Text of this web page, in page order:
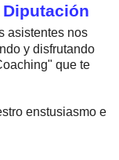
asistentes nos
y disfrutando
que te
enstusiasmo e